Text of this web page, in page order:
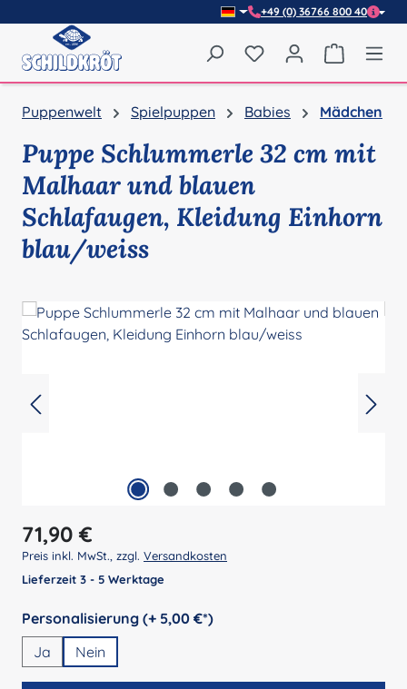
+49 (0) 36766 800 40
Du hast 0 Produkte
Puppenwelt Spielpuppen Babies Mädchen
Puppe Schlummerle 32 cm mit
Malhaar und blauen
Schlafaugen, Kleidung Einhorn
blau/weiss
Regulärer Preis:
71,90 €
Preis inkl. MwSt., zzgl. Versandkosten
Lieferzeit 3 - 5 Werktage
Personalisierung (+ 5,00 €*)auswählen
Ja
Nein